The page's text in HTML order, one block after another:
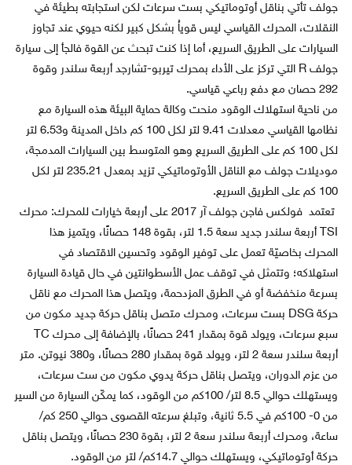
جولف تأتي بناقل أوتوماتيكي بست سرعات لكن استجابته بطيئة في
النقلات، المحرك القياسي ليس قوياُ بشكل كبير لكنه حيوي عند تجاوز
السيارات على الطريق السريع، أما إذا كنت تبحث عن القوة فالجأ إلى سيارة
جولف R التي تركز على الأداء بمحرك تيربو-تشارجد أربعة سلندر وقوة
292 حصان مع دفع رباعي قياسي.
من ناحية استهلاك الوقود منحت وكالة حماية البيئة هذه السيارة مع
نظامها القياسي معدلات 9.41 لتر لكل 100 كم داخل المدينة و6.53 لتر
لكل 100 كم على الطريق السريع وهو المتوسط بين السيارات المدمجة،
موديلات جولف مع الناقل الأوتوماتيكي تزيد بمعدل 235.21 لتر لكل
100 كم على الطريق السريع.
تعتمد فولكس فاجن جولف آر 2017 على أربعة خيارات للمحرك: محرك
TSI أربعة سلندر جديد سعة 1.5 لتر، بقوة 148 حصانًا، ويتميز هذا
المحرك بخاصيّة تعمل على توفير الوقود وتحسين الاقتصاد في
استهلاكه؛ وتتمثل في توقف عمل الأسطوانتين في حال قيادة السيارة
بسرعة منخفضة أو في الطرق المزدحمة، ويتصل هذا المحرك مع ناقل
حركة DSG بست سرعات، ومحرك متصل بناقل حركة جديد مكون من
سبع سرعات، ويولد قوة بمقدار 241 حصانًا، بالإضافة إلى محرك TC
أربعة سلندر سعة 2 لتر، ويولد قوة بمقدار 280 حصانًا، و380 نيوتن. متر
من عزم الدوران، ويتصل بناقل حركة يدوي مكون من ست سرعات،
ويستهلك حوالي 8.5 لتر/ 100كم من الوقود، كما يمكّن السيارة من السير
من 0- 100كم في 5.5 ثانية، وتبلغ سرعته القصوى حوالي 250 كم/
ساعة، ومحرك أربعة سلندر سعة 2 لتر، بقوة 230 حصانًا، ويتصل بناقل
حركة أوتوماتيكي، ويستهلك حوالي 14.7كم/ لتر من الوقود.